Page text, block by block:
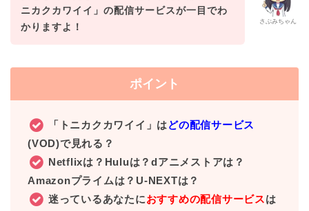
さぶみちゃん
ニカクカワイイ」の配信サービスが一目でわ
かりますよ！
ポイント
「トニカクカワイイ」はどの配信サービス
(VOD)で見れる？
Netflixは？Huluは？dアニメストアは？
Amazonプライムは？U-NEXTは？
迷っているあなたにおすすめの配信サービスは